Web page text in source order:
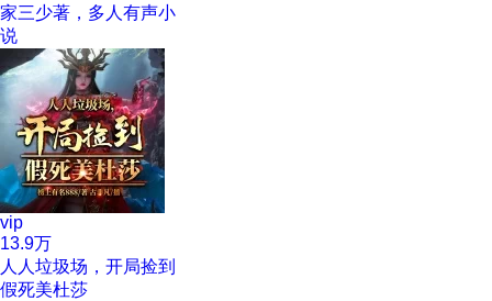
家三少著，多人有声小
说
vip
13.9万
人人垃圾场，开局捡到
假死美杜莎